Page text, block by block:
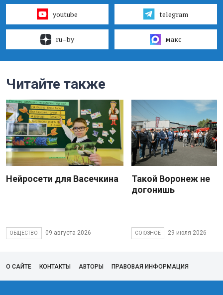
youtube telegram
ru–by макс
Читайте также
Нейросети для Васечкина
ОБЩЕСТВО 09 августа 2026
Такой Воронеж не
догонишь
СОЮЗНОЕ 29 июля 2026
О САЙТЕ КОНТАКТЫ АВТОРЫ ПРАВОВАЯ ИНФОРМАЦИЯ